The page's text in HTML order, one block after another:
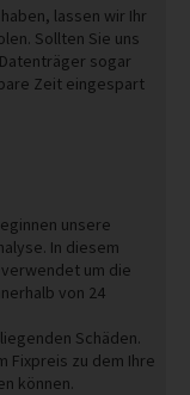
lassen wir Ihr
Sollten Sie uns
sogar
Zeit eingespart
unsere
In diesem
um die
von 24
Schäden.
Fixpreis zu dem Ihre
können.